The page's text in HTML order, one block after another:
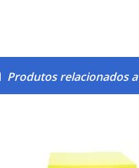
Produtos relacionados a